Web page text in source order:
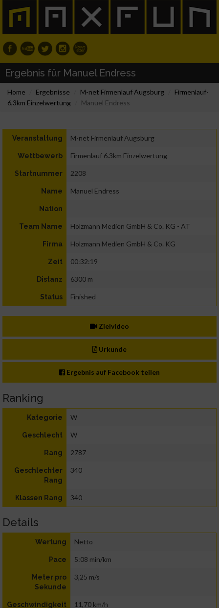
Ergebnis für Manuel Endress
Home Ergebnisse M-net Firmenlauf Augsburg
Firmenlauf-
6,3km Einzelwertung
Manuel Endress
Veranstaltung M-net Firmenlauf Augsburg
Wettbewerb Firmenlauf 6.3km Einzelwertung
Startnummer 2208
Name Manuel Endress
Nation
Team Name Holzmann Medien GmbH & Co. KG - AT
Firma Holzmann Medien GmbH & Co. KG
Zeit 00:32:19
Distanz 6300 m
Status Finished
Zielvideo
Urkunde
Ergebnis auf Facebook teilen
Ranking
Kategorie W
Geschlecht W
Rang 2787
Geschlechter
Rang
340
Klassen Rang 340
Details
Wertung Netto
Pace 5:08 min/km
Meter pro
Sekunde
3,25 m/s
Geschwindigkeit 11,70 km/h